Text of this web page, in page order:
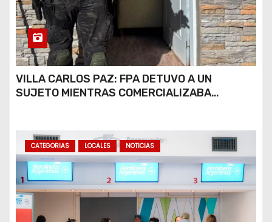
VILLA CARLOS PAZ: FPA DETUVO A UN
SUJETO MIENTRAS COMERCIALIZABA
CATEGORIAS LOCALES NOTICIAS